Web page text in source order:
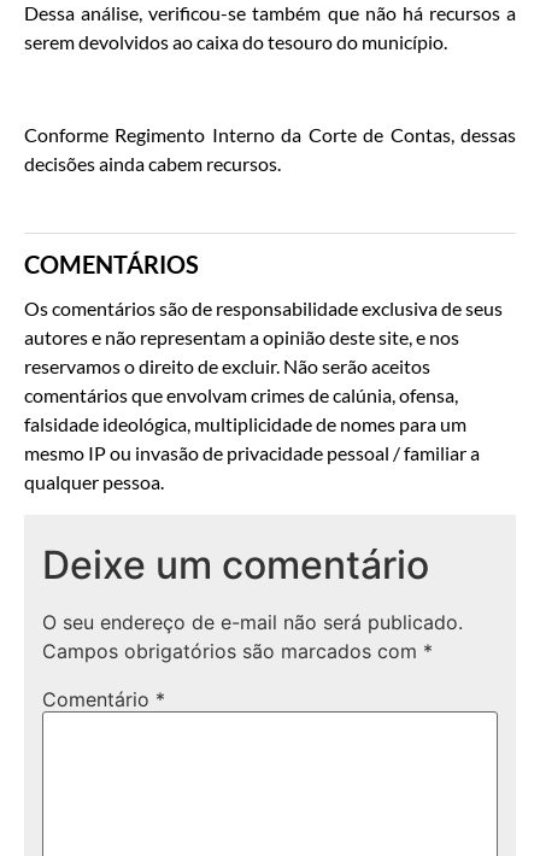
Dessa análise, verificou-se também que não há recursos a
serem devolvidos ao caixa do tesouro do município.
Conforme Regimento Interno da Corte de Contas, dessas
decisões ainda cabem recursos.
COMENTÁRIOS
Os comentários são de responsabilidade exclusiva de seus
autores e não representam a opinião deste site, e nos
reservamos o direito de excluir. Não serão aceitos
comentários que envolvam crimes de calúnia, ofensa,
falsidade ideológica, multiplicidade de nomes para um
mesmo IP ou invasão de privacidade pessoal / familiar a
qualquer pessoa.
Deixe um comentário
O seu endereço de e-mail não será publicado.
Campos obrigatórios são marcados com *
Comentário *